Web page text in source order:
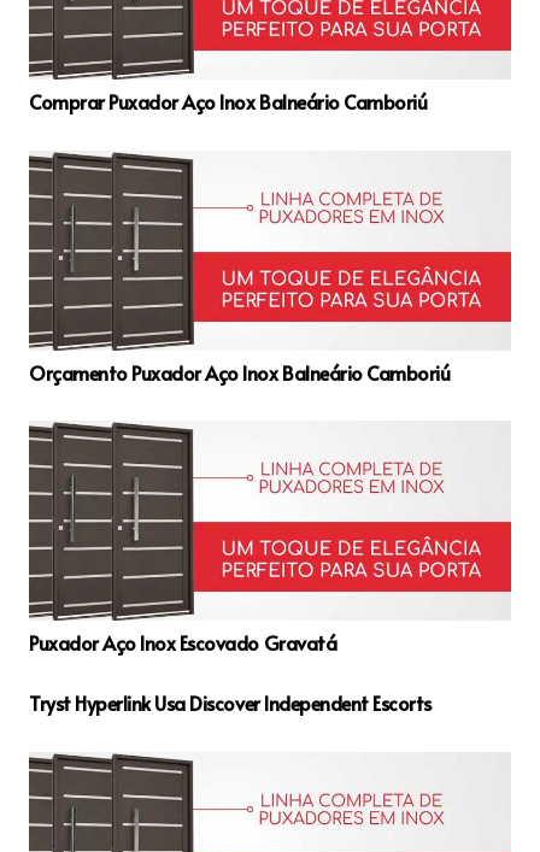
Comprar Puxador Aço Inox Balneário Camboriú
Orçamento Puxador Aço Inox Balneário Camboriú
Puxador Aço Inox Escovado Gravatá
Tryst Hyperlink Usa Discover Independent Escorts